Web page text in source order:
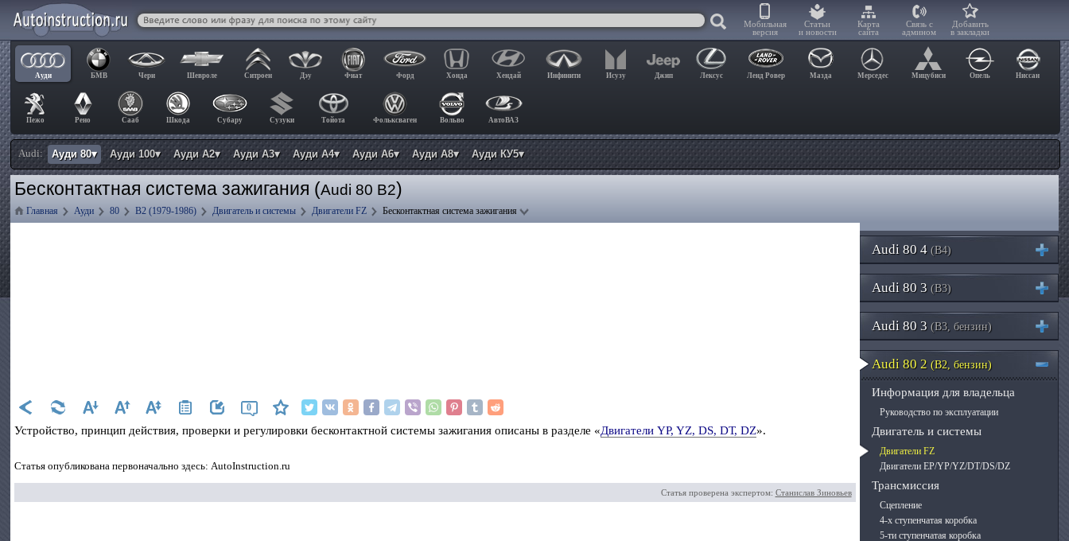
Мобильная
версия
Статьи
и новости
Карта
сайта
Связь с
админом
Добавить
в закладки
Ауди БМВ Чери Шевроле Ситроен Дэу Фиат Форд Хонда Хендай Инфинити Исузу Джип Лексус Ленд Ровер Мазда Мерседес Мицубиси Опель Ниссан
Пежо Рено Сааб Шкода Субару Сузуки Тойота Фольксваген Вольво АвтоВАЗ
Audi: Ауди 80▾ Ауди 100▾ Ауди А2▾ Ауди А3▾ Ауди А4▾ Ауди А6▾ Ауди А8▾ Ауди КУ5▾
Бесконтактная система зажигания (Audi 80 B2)
Главная Ауди 80 B2 (1979-1986) Двигатель и системы Двигатели FZ Бесконтактная система зажигания
0
Устройство, принцип действия, проверки и регулировки бесконтактной системы зажигания описаны в разделе «Двигатели YP, YZ, DS, DТ, DZ».
Статья опубликована первоначально здесь: AutoInstruction.ru
Статья проверена экспертом: Станислав Зиновьев
Audi 80 4 (B4)
Audi 80 3 (B3)
Audi 80 3 (B3, бензин)
Audi 80 2 (B2, бензин)
Информация для владельца
Руководство по эксплуатации
Двигатель и системы
Двигатели FZ
Двигатели EP/YP/YZ/DT/DS/DZ
Трансмиссия
Сцепление
4-х ступенчатая коробка
5-ти ступенчатая коробка